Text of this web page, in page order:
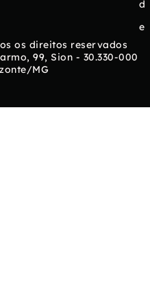
d
e
os direitos reservados
99, Sion - 30.330-000
MG